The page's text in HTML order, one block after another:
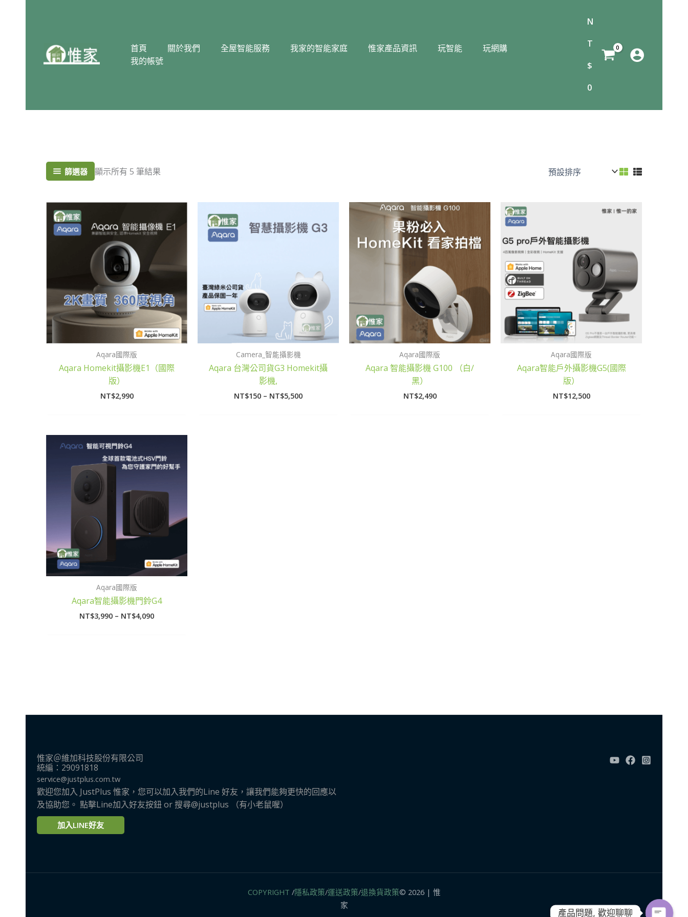
首頁 關於我們 全屋智能服務 我家的智能家庭 惟家產品資訊 玩智能
玩網購
我的帳號
N
T
$
0
篩選器 顯示所有 5 筆結果
Aqara國際版
Aqara Homekit攝影機E1（國際
版）
NT$2,990
Camera_智能攝影機
Aqara 台灣公司貨G3 Homekit攝
影機,
NT$150 – NT$5,500
範
圍：
Aqara國際版
Aqara 智能攝影機 G100 （白/
黑）
NT$2,490
Aqara國際版
Aqara智能戶外攝影機G5(國際
版）
NT$12,500
Aqara國際版
Aqara智能攝影機門鈴G4
NT$3,990 – NT$4,090
範
圍：
NT$4,090
惟家＠維加科技股份有限公司
統編：29091818
service@justplus.com.tw
歡迎您加入 JustPlus 惟家，您可以加入我們的Line 好友，讓我們能夠更快的回應以
及協助您。 點擊Line加入好友按鈕 or 搜尋@justplus​ （有小老鼠喔）
加入LINE好友
COPYRIGHT /隱私政策/運送政策/退換貨政策© 2026 | 惟
家
產品問題, 歡迎聊聊